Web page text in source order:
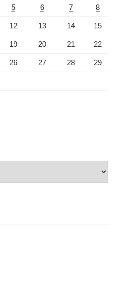
5 6 7 8
12 13 14 15
19 20 21 22
26 27 28 29